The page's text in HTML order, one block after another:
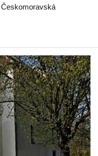
Českomoravská